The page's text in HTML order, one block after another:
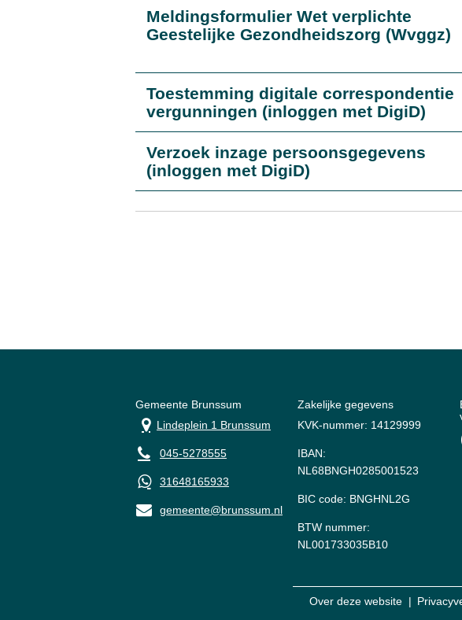
Meldingsformulier Wet verplichte
Geestelijke Gezondheidszorg (Wvggz)
Toestemming digitale correspondentie
vergunningen (inloggen met DigiD)
Verzoek inzage persoonsgegevens
(inloggen met DigiD)
Gemeente Brunssum
Lindeplein 1 Brunssum
045-5278555
31648165933
gemeente@brunssum.nl
Zakelijke gegevens
KVK-nummer: 14129999
IBAN:
NL68BNGH0285001523
BIC code: BNGHNL2G
BTW nummer:
NL001733035B10
Over deze website